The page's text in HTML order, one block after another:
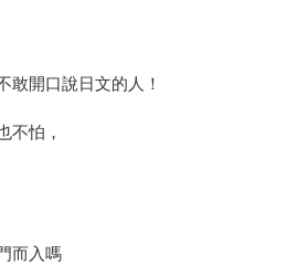
敢開口說日文的人！
不怕，
而入嗎